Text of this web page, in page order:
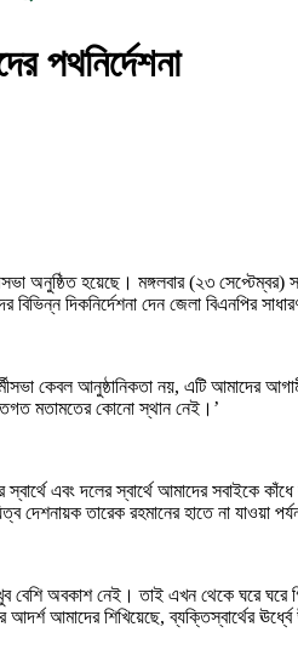
পথনির্দেশনা
অনুষ্ঠিত হয়েছে। মঙ্গলবার (২৩
বিভিন্ন দিকনির্দেশনা দেন জেলা বিএনপির
কেবল আনুষ্ঠানিকতা নয়, এটি আমাদের
মতামতের কোনো স্থান নেই।’
এবং দলের স্বার্থে আমাদের সবাইকে
দেশনায়ক তারেক রহমানের হাতে না যাওয়া
বেশি অবকাশ নেই। তাই এখন থেকে ঘরে
আদর্শ আমাদের শিখিয়েছে, ব্যক্তিস্বার্থের